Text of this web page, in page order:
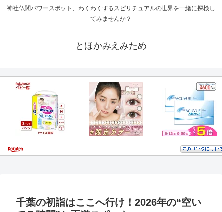
神社仏閣パワースポット、わくわくするスピリチュアルの世界を一緒に探検し
てみませんか？
とほかみえみため
千葉の初詣はここへ行け！2026年の“空い